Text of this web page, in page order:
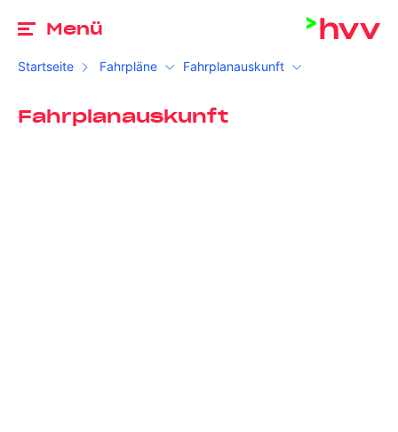
Menü
Startseite Fahrpläne Fahrplanauskunft
Fahrplanauskunft